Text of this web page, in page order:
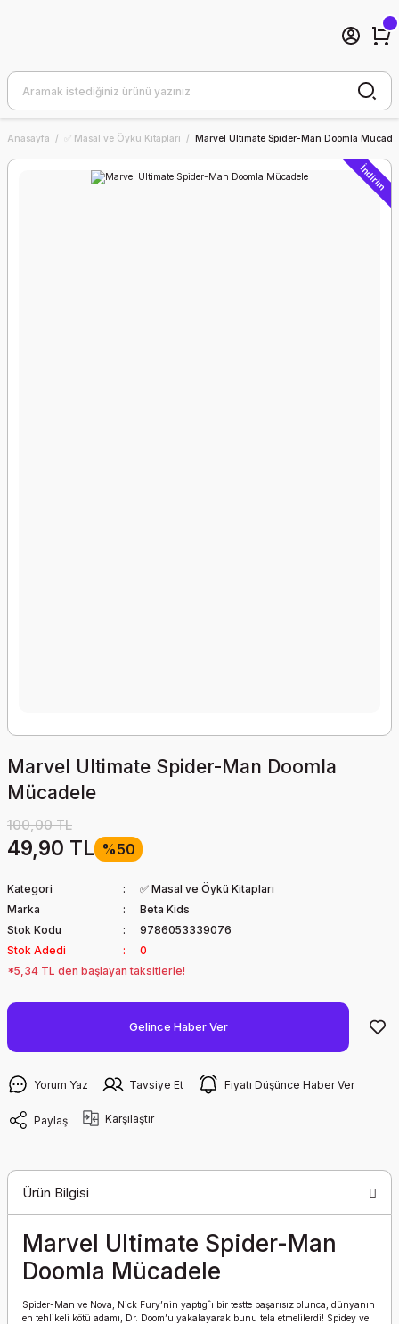
Anasayfa ✅ Masal ve Öykü Kitapları Marvel Ultimate Spider-Man Doomla
İndirim
Marvel Ultimate Spider-Man Doomla
Mücadele
100,00 TL
49,90 TL %50
Kategori
✅ Masal ve Öykü Kitapları
Marka
Beta Kids
Stok Kodu
9786053339076
Stok Adedi
0
*5,34 TL den başlayan taksitlerle!
Gelince Haber Ver
Yorum Yaz Tavsiye Et Fiyatı Düşünce Haber Ver
Paylaş Karşılaştır
Ürün Bilgisi
Marvel Ultimate Spider-Man
Doomla Mücadele
Spider-Man ve Nova, Nick Fury’nin yaptıgˆı bir testte başarısız olunca, dünyanın
en tehlikeli kötü adamı, Dr. Doom’u yakalayarak bunu tela etmelilerdi! Spidey ve